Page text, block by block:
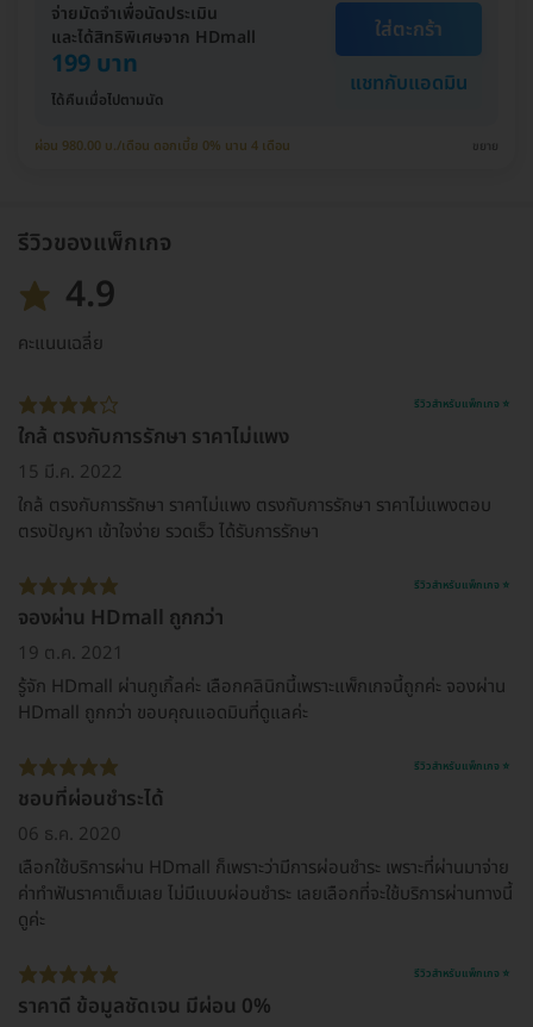
จ่ายมัดจำเพื่อนัดประเมิน
และได้สิทธิพิเศษจาก HDmall
199 บาท
ได้คืนเมื่อไปตามนัด
ใส่ตะกร้า
แชทกับแอดมิน
ผ่อน 980.00 บ./เดือน ดอกเบี้ย 0% นาน 4 เดือน ขยาย
รีวิวของแพ็กเกจ
4.9
คะแนนเฉลี่ย
รีวิวสำหรับแพ็กเกจ ⭐
ใกล้ ตรงกับการรักษา ราคาไม่แพง
15 มี.ค. 2022
ใกล้ ตรงกับการรักษา ราคาไม่แพง ตรงกับการรักษา ราคาไม่แพงตอบ
ตรงปัญหา เข้าใจง่าย รวดเร็ว ได้รับการรักษา
รีวิวสำหรับแพ็กเกจ ⭐
จองผ่าน HDmall ถูกกว่า
19 ต.ค. 2021
รู้จัก HDmall ผ่านกูเกิ้ลค่ะ เลือกคลินิกนี้เพราะแพ็กเกจนี้ถูกค่ะ จองผ่าน
HDmall ถูกกว่า ขอบคุณแอดมินที่ดูแลค่ะ
รีวิวสำหรับแพ็กเกจ ⭐
ชอบที่ผ่อนชำระได้
06 ธ.ค. 2020
เลือกใช้บริการผ่าน HDmall ก็เพราะว่ามีการผ่อนชำระ เพราะที่ผ่านมาจ่าย
ค่าทำฟันราคาเต็มเลย ไม่มีแบบผ่อนชำระ เลยเลือกที่จะใช้บริการผ่านทางนี้
ดูค่ะ
รีวิวสำหรับแพ็กเกจ ⭐
ราคาดี ข้อมูลชัดเจน มีผ่อน 0%